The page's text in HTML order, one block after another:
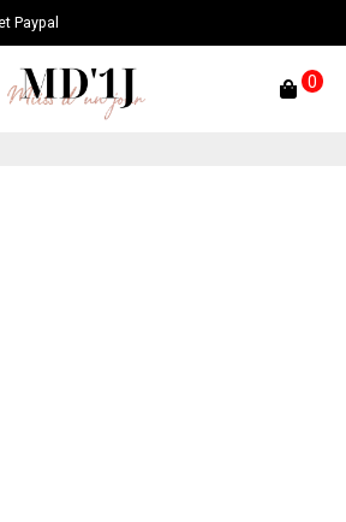
Paypal
0